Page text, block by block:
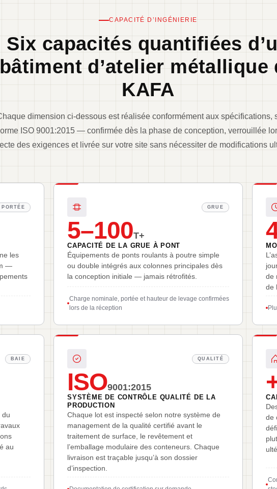
CAPACITÉ D’INGÉNIERIE
Six capacités quantifiées
bâtiment d’atelier métallique
KAFA
dimension ci-dessous est réalisée conformément aux spécifications,
ISO 9001:2015 — confirmée dès la phase de conception, verrouillée
des exigences et livrée sur votre site sans nécessiter de modifications
PORTÉE
les
—
GRUE
5–100T+
CAPACITÉ DE LA GRUE À PONT
Équipements de ponts roulants à poutre simple
ou double intégrés aux colonnes principales dès
la conception initiale — jamais rétrofités.
Charge nominale, portée et hauteur de levage confirmées
lors de la réception
de
de
BAIE
du
au
QUALITÉ
ISO9001:2015
SYSTÈME DE CONTRÔLE QUALITÉ DE LA
PRODUCTION
Chaque lot est inspecté selon notre système de
management de la qualité certifié avant le
traitement de surface, le revêtement et
l’emballage modulaire des conteneurs. Chaque
livraison est traçable jusqu’à son dossier
d’inspection.
de